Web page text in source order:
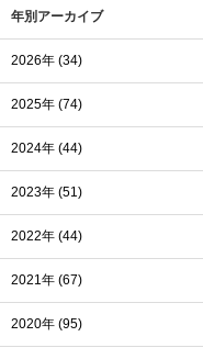
年別アーカイブ
2026年 (34)
2025年 (74)
2024年 (44)
2023年 (51)
2022年 (44)
2021年 (67)
2020年 (95)